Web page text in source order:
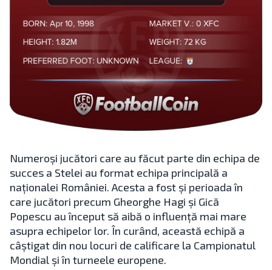
Numeroși jucători care au făcut parte din echipa de
succes a Stelei au format echipa principală a
naționalei României. Acesta a fost și perioada în
care jucători precum Gheorghe Hagi și Gică
Popescu au început să aibă o influență mai mare
asupra echipelor lor. În curând, această echipă a
câștigat din nou locuri de calificare la Campionatul
Mondial și în turneele europene.